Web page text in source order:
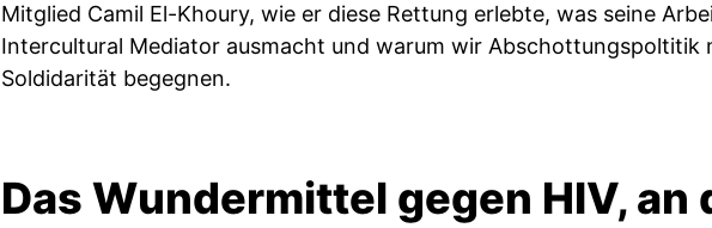
Mitglied Camil El-Khoury, wie er diese Rettung erlebte, was seine
Intercultural Mediator ausmacht und warum wir Abschottungspoltitik
Soldidarität begegnen.
Das Wundermittel gegen HIV, an